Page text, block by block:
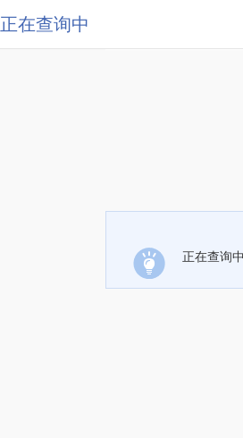
正在查询中
正在查询